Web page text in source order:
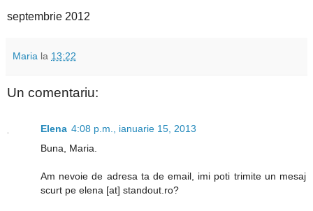
septembrie 2012
Maria la 13:22
Un comentariu:
Elena 4:08 p.m., ianuarie 15, 2013
Buna, Maria.
Am nevoie de adresa ta de email, imi poti trimite un mesaj
scurt pe elena [at] standout.ro?